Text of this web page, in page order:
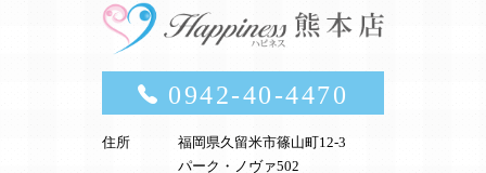
0942-40-4470
住所
福岡県久留米市篠山町12-3
パーク・ノヴァ502